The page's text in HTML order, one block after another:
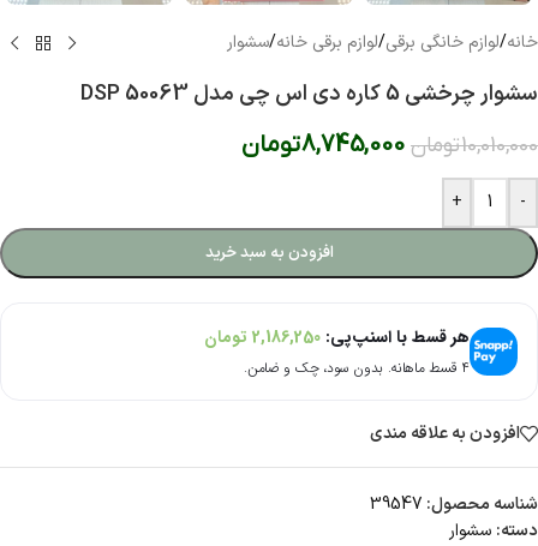
خانه/لوازم خانگی برقی/لوازم برقی خانه/سشوار
سشوار چرخشی 5 کاره دی اس چی مدل DSP 50063
10,010,000تومان 8,745,000تومان
-
+
افزودن به سبد خرید
هر قسط با اسنپ‌پی: 2,186,250 تومان
۴ قسط ماهانه. بدون سود، چک و ضامن.
افزودن به علاقه مندی
شناسه محصول: 39547
دسته: سشوار